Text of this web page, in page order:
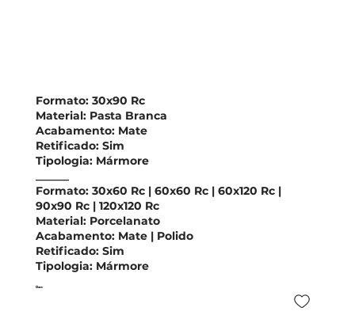
Class
Formato:30x90 Rc
Material:Pasta Branca
Acabamento:Mate
Retificado:Sim
Tipologia:Mármore
Formato:30x60 Rc | 60x60 Rc | 60x120 Rc |
90x90 Rc | 120x120 Rc
Material:Porcelanato
Acabamento:Mate | Polido
Retificado:Sim
Tipologia:Mármore